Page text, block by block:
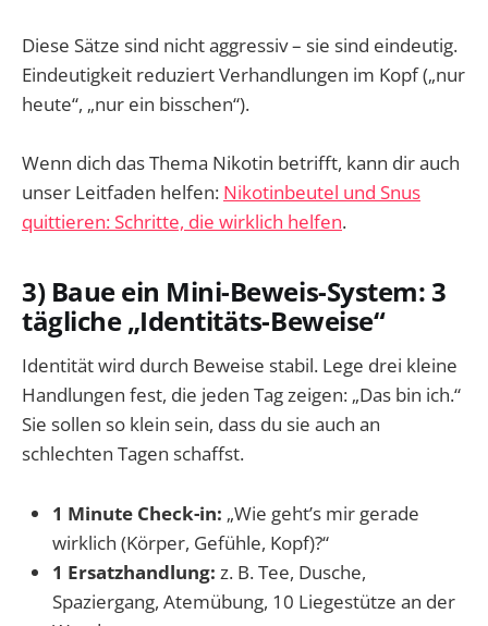
Diese Sätze sind nicht aggressiv – sie sind eindeutig.
Eindeutigkeit reduziert Verhandlungen im Kopf („nur
heute“, „nur ein bisschen“).
Wenn dich das Thema Nikotin betrifft, kann dir auch
unser Leitfaden helfen: Nikotinbeutel und Snus
quittieren: Schritte, die wirklich helfen.
3) Baue ein Mini-Beweis-System: 3
tägliche „Identitäts-Beweise“
Identität wird durch Beweise stabil. Lege drei kleine
Handlungen fest, die jeden Tag zeigen: „Das bin ich.“
Sie sollen so klein sein, dass du sie auch an
schlechten Tagen schaffst.
1 Minute Check-in: „Wie geht’s mir gerade
wirklich (Körper, Gefühle, Kopf)?“
1 Ersatzhandlung: z. B. Tee, Dusche,
Spaziergang, Atemübung, 10 Liegestütze an der